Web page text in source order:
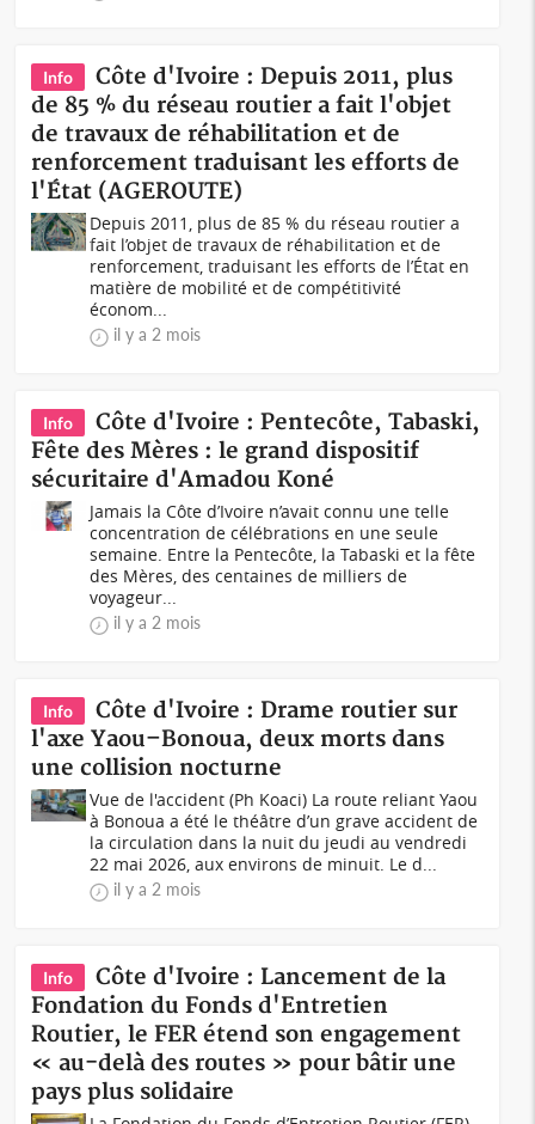
Info
Côte d'Ivoire : Depuis 2011, plus
de 85 % du réseau routier a fait l'objet
de travaux de réhabilitation et de
renforcement traduisant les efforts de
l'État (AGEROUTE)
Depuis 2011, plus de 85 % du réseau routier a
fait l’objet de travaux de réhabilitation et de
renforcement, traduisant les efforts de l’État en
matière de mobilité et de compétitivité
économ...
il y a 2 mois
Info
Côte d'Ivoire : Pentecôte, Tabaski,
Fête des Mères : le grand dispositif
sécuritaire d'Amadou Koné
Jamais la Côte d’Ivoire n’avait connu une telle
concentration de célébrations en une seule
semaine. Entre la Pentecôte, la Tabaski et la fête
des Mères, des centaines de milliers de
voyageur...
il y a 2 mois
Info
Côte d'Ivoire : Drame routier sur
l'axe Yaou–Bonoua, deux morts dans
une collision nocturne
Vue de l'accident (Ph Koaci) La route reliant Yaou
à Bonoua a été le théâtre d’un grave accident de
la circulation dans la nuit du jeudi au vendredi
22 mai 2026, aux environs de minuit. Le d...
il y a 2 mois
Info
Côte d'Ivoire : Lancement de la
Fondation du Fonds d'Entretien
Routier, le FER étend son engagement
« au-delà des routes » pour bâtir une
pays plus solidaire